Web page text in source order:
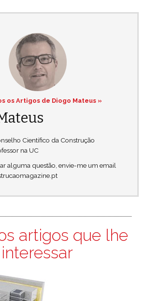
os Artigos de Diogo Mateus »
Científico da Construção
na UC
alguma questão, envie-me um email
artigos que lhe